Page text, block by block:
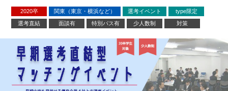
2020卒 関東（東京・横浜など） 選考イベント
type限定
選考直結
面談有 特別パス有 少人数制 対策